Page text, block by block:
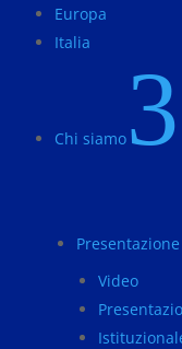
Europa
Italia
Chi siamo 3
Presentazione
Video